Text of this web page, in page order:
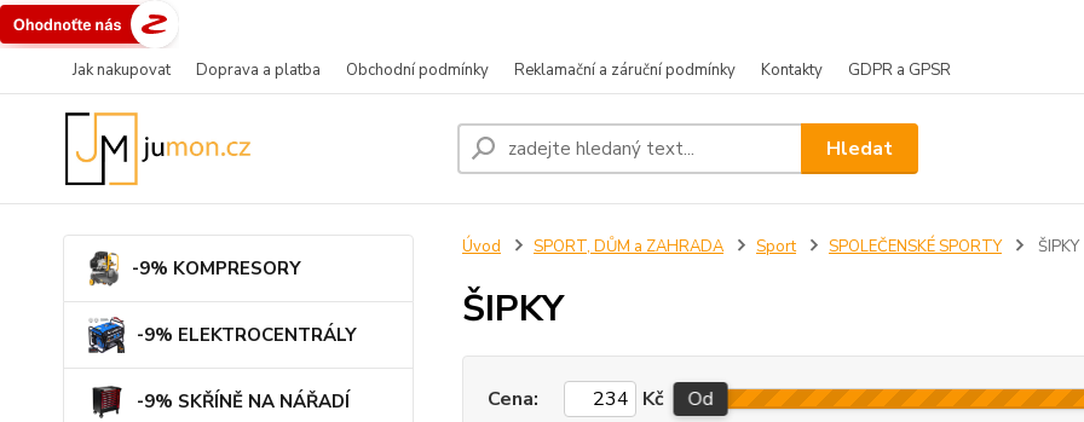
Jak nakupovat Doprava a platba Obchodní podmínky Reklamační a záruční podmínky Kontakty GDPR a GPSR
Hledat
-9% KOMPRESORY
-9% ELEKTROCENTRÁLY
-9% SKŘÍNĚ NA NÁŘADÍ
Úvod SPORT, DŮM a ZAHRADA Sport SPOLEČENSKÉ SPORTY ŠIPKY
ŠIPKY
Cena: Kč Od